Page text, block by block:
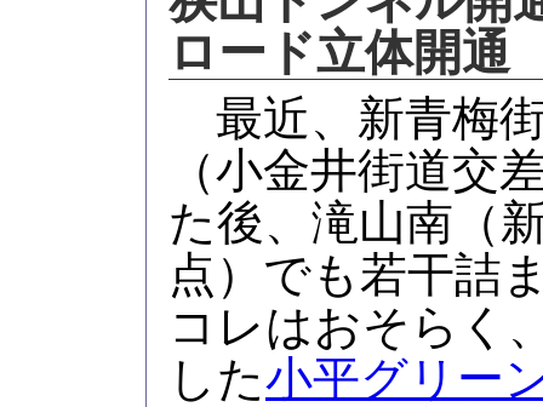
ロード立体開通
最近、新青梅
（小金井街道交
た後、滝山南（
点）でも若干詰
コレはおそらく
した小平グリー